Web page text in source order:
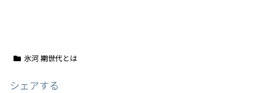
氷河 期世代とは
シェアする